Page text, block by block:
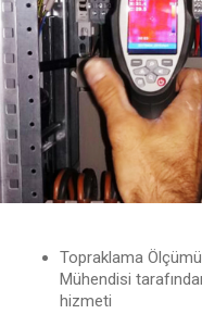
Topraklama
Mühendisi
hizmeti